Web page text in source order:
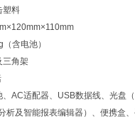
塑料
含电池）
三角架
、AC适配器、USB数据线、光盘
及智能报表编辑器）、便携盒、